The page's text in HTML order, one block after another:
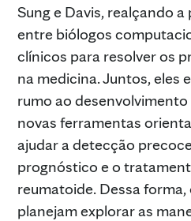
Sung e Davis, realçando
entre biólogos
clínicos para resolver os
na medicina. Juntos, eles
rumo ao
novas ferramentas
ajudar a detecção
prognóstico e o
reumatoide. Dessa
planejam explorar as